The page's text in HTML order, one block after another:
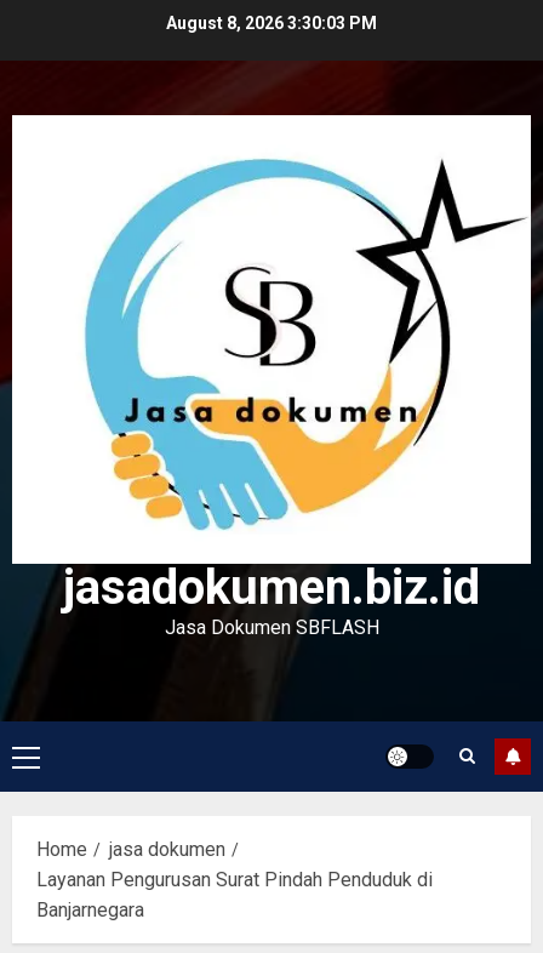
August 8, 20263:30:03 PM
jasadokumen.biz.id
Jasa Dokumen SBFLASH
Primary
Menu
Home
jasa dokumen
Layanan Pengurusan Surat Pindah Penduduk di
Banjarnegara